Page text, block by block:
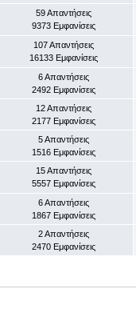
59 Απαντήσεις
9373 Εμφανίσεις
107 Απαντήσεις
16133 Εμφανίσεις
6 Απαντήσεις
2492 Εμφανίσεις
12 Απαντήσεις
2177 Εμφανίσεις
5 Απαντήσεις
1516 Εμφανίσεις
15 Απαντήσεις
5557 Εμφανίσεις
6 Απαντήσεις
1867 Εμφανίσεις
2 Απαντήσεις
2470 Εμφανίσεις